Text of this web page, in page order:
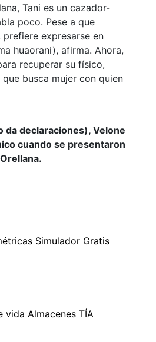
Tani es un cazador-
poco. Pese a que
prefiere expresarse en
huaorani), afirma. Ahora,
recuperar su físico,
busca mujer con quien
da declaraciones), Velone
cuando se presentaron